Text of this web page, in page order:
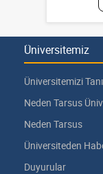
Üniversitemiz
Üniversitemizi
Neden Tarsus
Neden Tarsus
Üniversiteden
Duyurular